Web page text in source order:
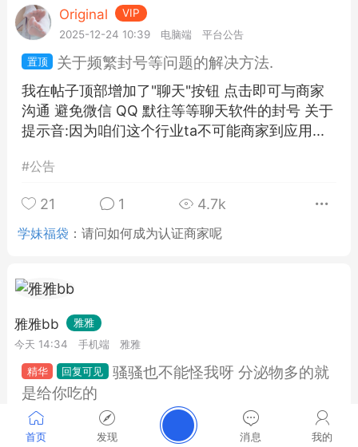
首页 发现 消息 我的
Original
VIP
2025-12-24 10:39
电脑端 平台公告
关于频繁封号等问题的解决方法.
我在帖子顶部增加了"聊天"按钮 点击即可与商家
沟通 避免微信 QQ 默往等等聊天软件的封号 关于
提示音:因为咱们这个行业ta不可能商家到应用...
#公告
21 1 4.7k
学妹福袋 ：请问如何成为认证商家呢
雅雅bb
雅雅
今天 14:34
手机端 雅雅
骚骚也不能怪我呀 分泌物多的就
是给你吃的